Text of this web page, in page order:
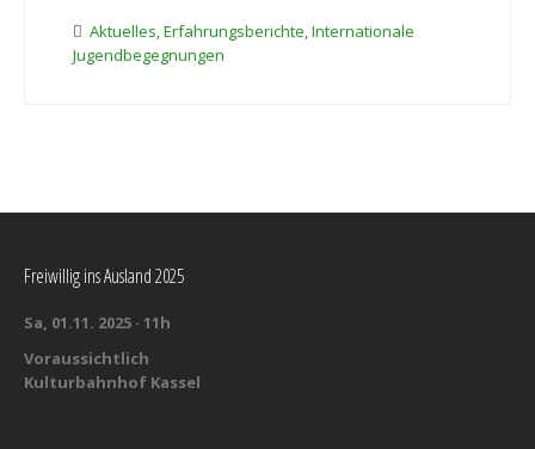
Aktuelles,Erfahrungsberichte,Internationale
Jugendbegegnungen
Freiwillig ins Ausland 2025
Sa, 01.11. 2025 · 11h
Voraussichtlich
Kulturbahnhof Kassel